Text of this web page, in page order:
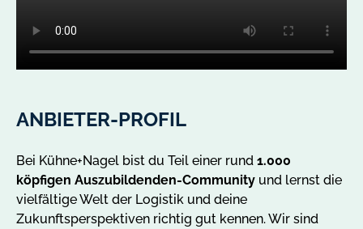
ANBIETER-PROFIL
Bei Kühne+Nagel bist du Teil einer rund 1.000
köpfigen Auszubildenden-Community und lernst die
vielfältige Welt der Logistik und deine
Zukunftsperspektiven richtig gut kennen. Wir sind